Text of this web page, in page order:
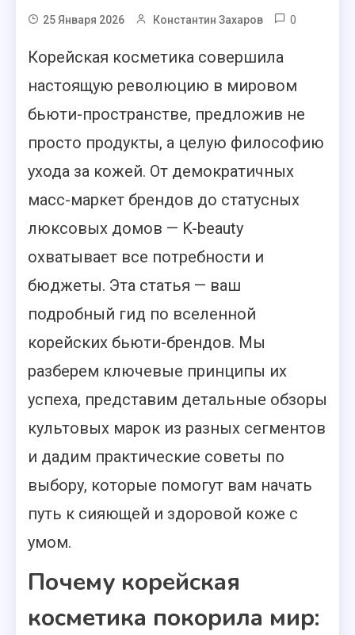
25 Января 2026 Константин Захаров 0
Корейская косметика совершила
настоящую революцию в мировом
бьюти-пространстве, предложив не
просто продукты, а целую философию
ухода за кожей. От демократичных
масс-маркет брендов до статусных
люксовых домов — K-beauty
охватывает все потребности и
бюджеты. Эта статья — ваш
подробный гид по вселенной
корейских бьюти-брендов. Мы
разберем ключевые принципы их
успеха, представим детальные обзоры
культовых марок из разных сегментов
и дадим практические советы по
выбору, которые помогут вам начать
путь к сияющей и здоровой коже с
умом.
Почему корейская
косметика покорила мир: